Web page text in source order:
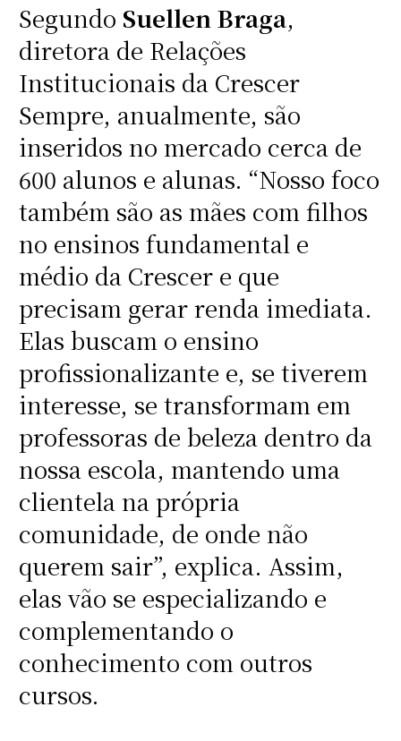
Segundo Suellen Braga,
diretora de Relações
Institucionais da Crescer
Sempre, anualmente, são
inseridos no mercado cerca de
600 alunos e alunas. “Nosso foco
também são as mães com filhos
no ensinos fundamental e
médio da Crescer e que
precisam gerar renda imediata.
Elas buscam o ensino
profissionalizante e, se tiverem
interesse, se transformam em
professoras de beleza dentro da
nossa escola, mantendo uma
clientela na própria
comunidade, de onde não
querem sair”, explica. Assim,
elas vão se especializando e
complementando o
conhecimento com outros
cursos.